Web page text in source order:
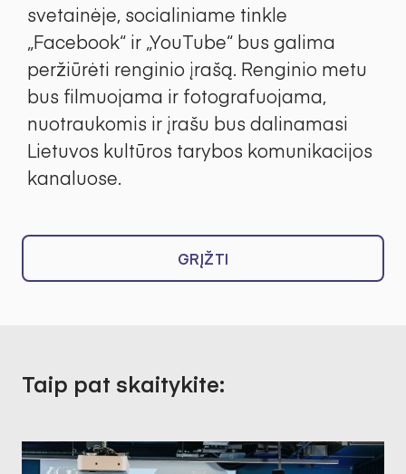
svetainėje, socialiniame tinkle
„Facebook“ ir „YouTube“ bus galima
peržiūrėti renginio įrašą. Renginio metu
bus filmuojama ir fotografuojama,
nuotraukomis ir įrašu bus dalinamasi
Lietuvos kultūros tarybos komunikacijos
kanaluose.
GRĮŽTI
Taip pat skaitykite: